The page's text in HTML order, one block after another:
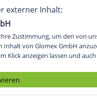
externer Inhalt:
Zustimmung, um den von
Inhalt von Glomex GmbH
Klick anzeigen lassen und